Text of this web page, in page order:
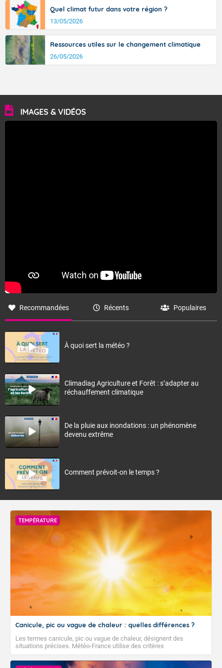
Quel climat futur dans votre région ?
13/05/2026
Ressources utiles sur le changement climatique
26/05/2026
IMAGES & VIDÉOS
Recommandées Récents Populaires
À quoi sert la météo ?
Climadiag Agriculture et Forêt : s’adapter au
réchauffement climatique
De la pluie aux inondations : un phénomène
devenu extrême
Comment prévoit-on le temps ?
TEMPÉRATURE
Canicule, pic ou vague de chaleur : quelles différences ?
Les termes canicule, pic ou vague de chaleur, désignent des
situations précises. Météo-France utilise des critères
climatologiques pour évaluer et qualifier les épisodes de chaleur qui
peuvent avoir des impacts sanitaires et socio-économiques